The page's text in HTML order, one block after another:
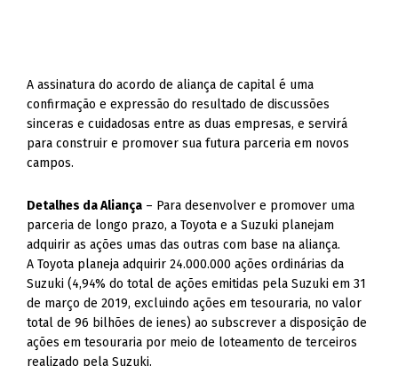
A assinatura do acordo de aliança de capital é uma
confirmação e expressão do resultado de discussões
sinceras e cuidadosas entre as duas empresas, e servirá
para construir e promover sua futura parceria em novos
campos.
Detalhes da Aliança – Para desenvolver e promover uma
parceria de longo prazo, a Toyota e a Suzuki planejam
adquirir as ações umas das outras com base na aliança.
A Toyota planeja adquirir 24.000.000 ações ordinárias da
Suzuki (4,94% do total de ações emitidas pela Suzuki em 31
de março de 2019, excluindo ações em tesouraria, no valor
total de 96 bilhões de ienes) ao subscrever a disposição de
ações em tesouraria por meio de loteamento de terceiros
realizado pela Suzuki.